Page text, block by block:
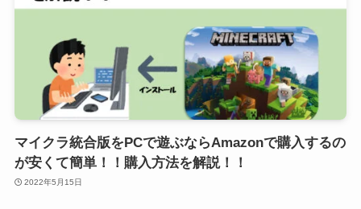
マイクラ統合版をPCで遊ぶならAmazonで購入するの
が安くて簡単！！購入方法を解説！！
2022年5月15日